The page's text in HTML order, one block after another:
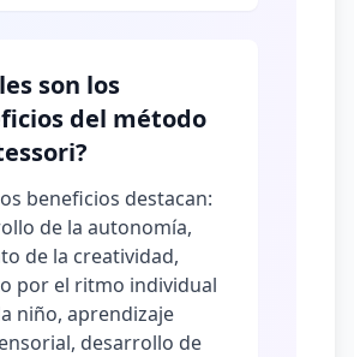
son los
del método
beneficios destacan:
de la autonomía,
de la creatividad,
por el ritmo individual
niño, aprendizaje
desarrollo de